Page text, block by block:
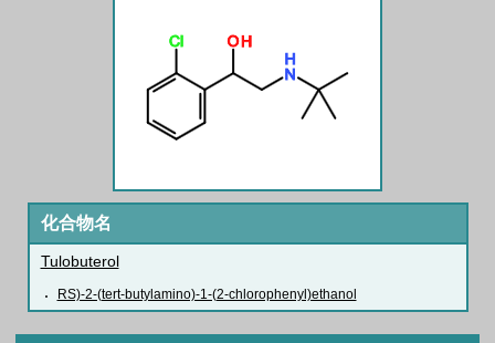
化合物名
Tulobuterol
RS)-2-(tert-butylamino)-1-(2-chlorophenyl)ethanol